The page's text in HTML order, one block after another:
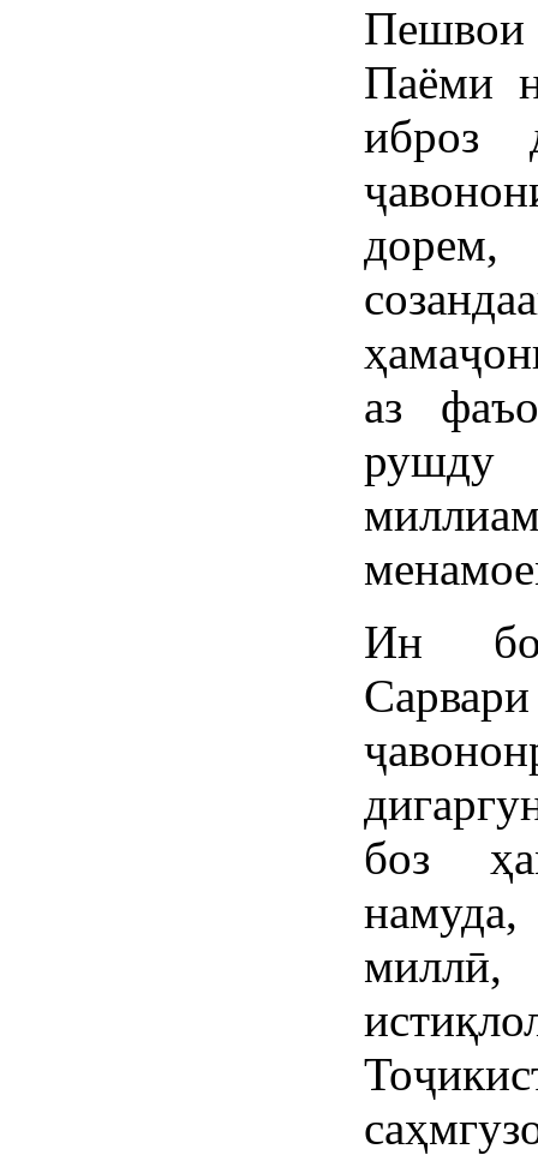
Паёми
иброз
аз
рушду
Ин
боз